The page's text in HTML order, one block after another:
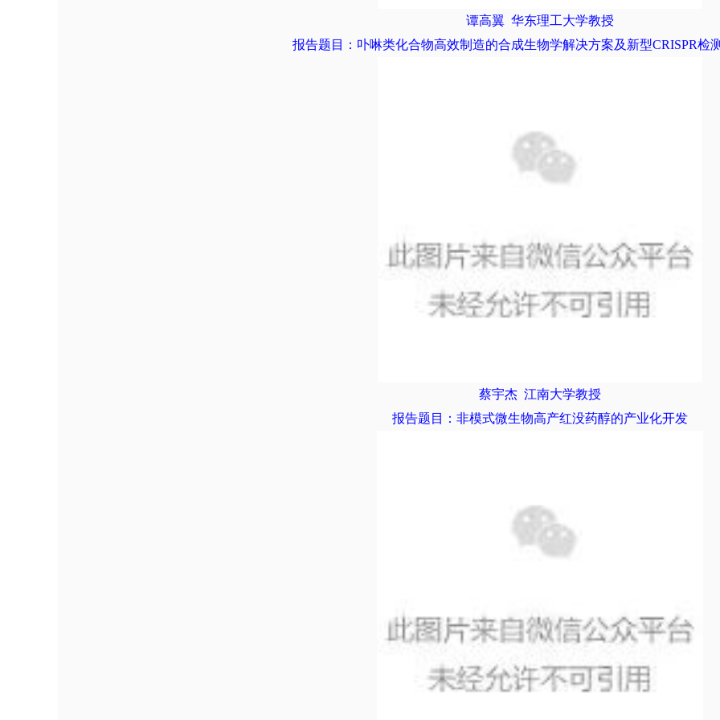
谭高翼 华东理工大学教授
报告题目：卟啉类化合物高效制造的合成生物学解决方案及新型CRISPR检
蔡宇杰 江南大学教授
报告题目：非模式微生物高产红没药醇的产业化开发